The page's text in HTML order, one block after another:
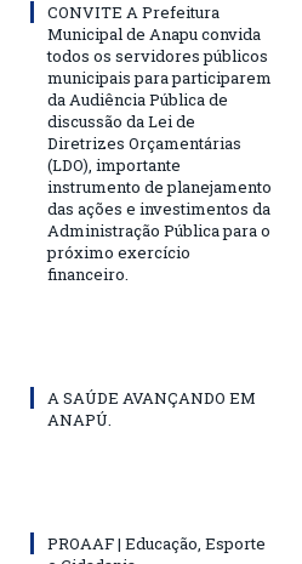
CONVITE A Prefeitura
Municipal de Anapu convida
todos os servidores públicos
municipais para participarem
da Audiência Pública de
discussão da Lei de
Diretrizes Orçamentárias
(LDO), importante
instrumento de planejamento
das ações e investimentos da
Administração Pública para o
próximo exercício
financeiro.
A SAÚDE AVANÇANDO EM
ANAPÚ.
PROAAF | Educação, Esporte